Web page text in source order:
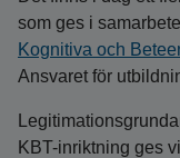
som ges i
Kognitiva och
Ansvaret för
KBT-inriktning ges